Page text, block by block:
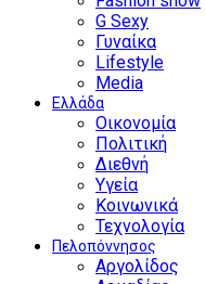
G Sexy
Γυναίκα
Lifestyle
Media
Ελλάδα
Οικονομία
Πολιτική
Διεθνή
Υγεία
Κοινωνικά
Τεχνολογία
Πελοπόννησος
Αργολίδος